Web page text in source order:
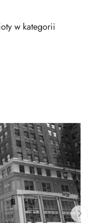
w kategorii